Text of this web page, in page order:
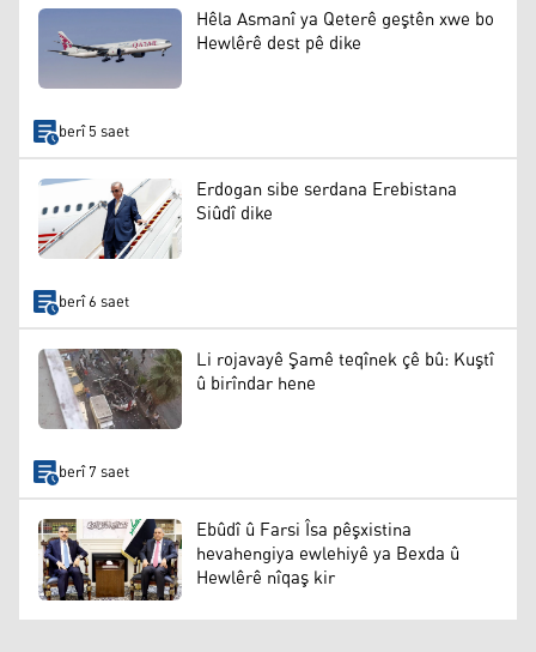
Hêla Asmanî ya Qeterê geştên xwe bo
Hewlêrê dest pê dike
berî 5 saet
Erdogan sibe serdana Erebistana
Siûdî dike
berî 6 saet
Li rojavayê Şamê teqînek çê bû: Kuştî
û birîndar hene
berî 7 saet
Ebûdî û Farsi Îsa pêşxistina
hevahengiya ewlehiyê ya Bexda û
Hewlêrê nîqaş kir